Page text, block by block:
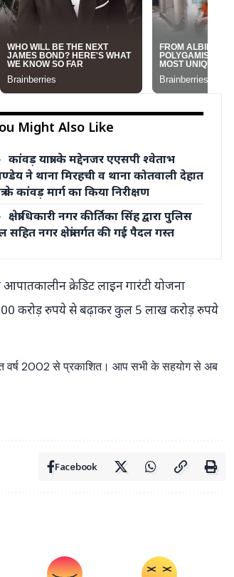
Might Also Like
कांवड़ यात्रा के मद्देनजर एएसपी श्वेताभ
ने थाना मिरहची व थाना कोतवाली देहात
के कांवड़ मार्ग का किया निरीक्षण
क्षेत्राधिकारी नगर कीर्तिका सिंह द्वारा पुलिस
सहित नगर क्षेत्रांतर्गत की गई पैदल गस्त
क्रेडिट लाइन गारंटी योजना
करोड़ रुपये से बढ़ाकर कुल 5 लाख करोड़ रुपये
वर्ष 2002 से प्रकाशित। आप सभी के सहयोग से अब
Facebook